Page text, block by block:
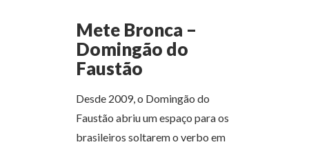
Mete Bronca –
Domingão do
Faustão
Desde 2009, o Domingão do
Faustão abriu um espaço para os
brasileiros soltarem o verbo em